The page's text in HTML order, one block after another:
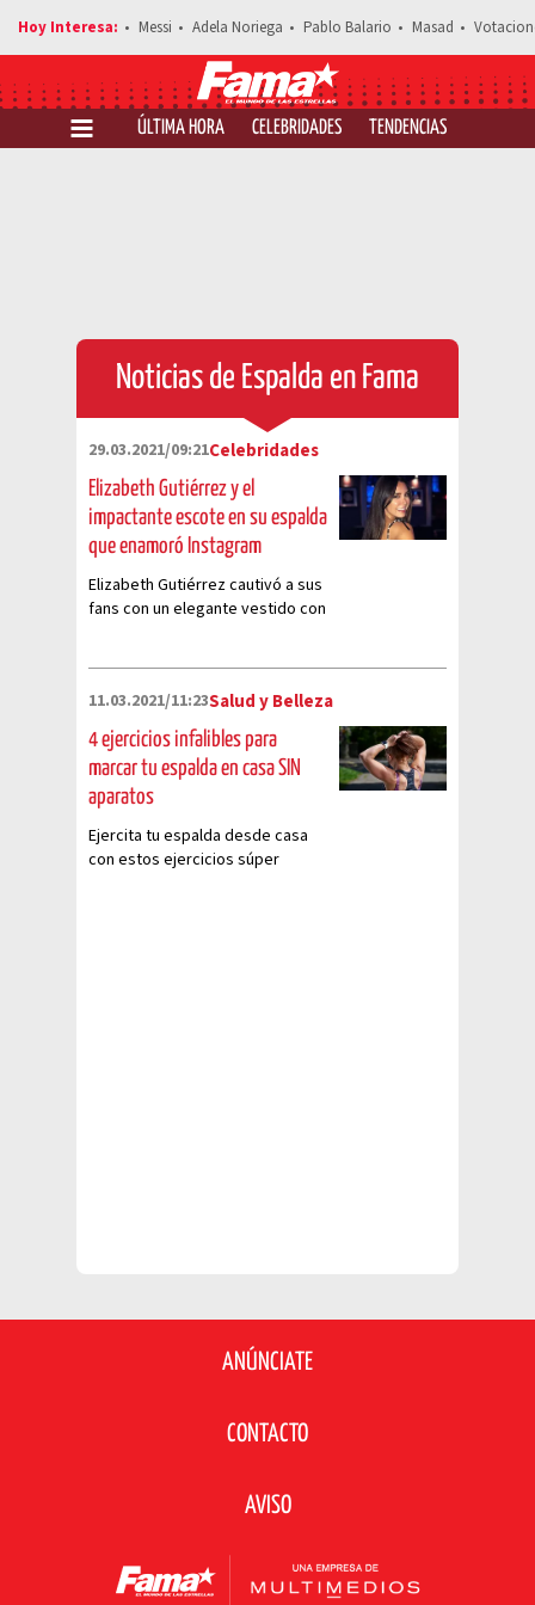
Messi Adela Noriega Pablo Balario Masad
ÚLTIMA HORA CELEBRIDADES TENDENCIAS
Noticias de Espalda en Fama
29.03.2021/09:21Celebridades
Elizabeth Gutiérrez y el
impactante escote en su espalda
que enamoró Instagram
Elizabeth Gutiérrez cautivó a sus
fans con un elegante vestido con
11.03.2021/11:23Salud y Belleza
4 ejercicios infalibles para
marcar tu espalda en casa SIN
aparatos
Ejercita tu espalda desde casa
con estos ejercicios súper
ANÚNCIATE
CONTACTO
AVISO